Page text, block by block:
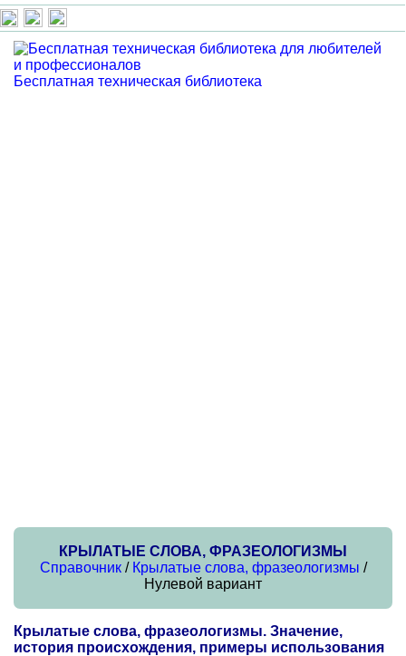
Бесплатная техническая библиотека
КРЫЛАТЫЕ СЛОВА, ФРАЗЕОЛОГИЗМЫ
Справочник/ Крылатые слова, фразеологизмы /
Нулевой вариант
Крылатые слова, фразеологизмы. Значение,
история происхождения, примеры использования